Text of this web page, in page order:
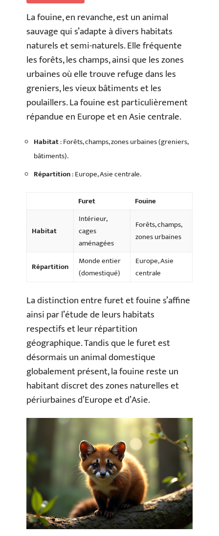
La fouine, en revanche, est un animal
sauvage qui s’adapte à divers habitats
naturels et semi-naturels. Elle fréquente
les forêts, les champs, ainsi que les zones
urbaines où elle trouve refuge dans les
greniers, les vieux bâtiments et les
poulaillers. La fouine est particulièrement
répandue en Europe et en Asie centrale.
Habitat: Forêts, champs, zones urbaines (greniers,
bâtiments).
Répartition: Europe, Asie centrale.
Furet Fouine
Habitat
Intérieur,
cages
aménagées
Forêts, champs,
zones urbaines
Répartition
Monde entier
(domestiqué)
Europe, Asie
centrale
La distinction entre furet et fouine s’affine
ainsi par l’étude de leurs habitats
respectifs et leur répartition
géographique. Tandis que le furet est
désormais un animal domestique
globalement présent, la fouine reste un
habitant discret des zones naturelles et
périurbaines d’Europe et d’Asie.